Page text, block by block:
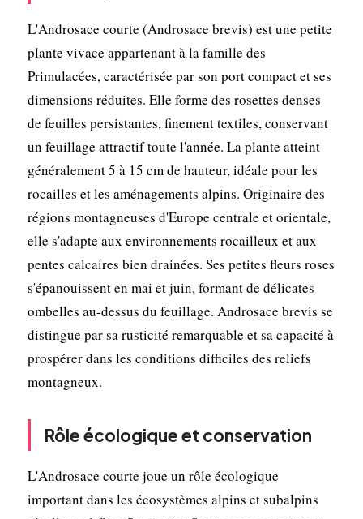
L'Androsace courte (Androsace brevis) est une petite
plante vivace appartenant à la famille des
Primulacées, caractérisée par son port compact et ses
dimensions réduites. Elle forme des rosettes denses
de feuilles persistantes, finement textiles, conservant
un feuillage attractif toute l'année. La plante atteint
généralement 5 à 15 cm de hauteur, idéale pour les
rocailles et les aménagements alpins. Originaire des
régions montagneuses d'Europe centrale et orientale,
elle s'adapte aux environnements rocailleux et aux
pentes calcaires bien drainées. Ses petites fleurs roses
s'épanouissent en mai et juin, formant de délicates
ombelles au-dessus du feuillage. Androsace brevis se
distingue par sa rusticité remarquable et sa capacité à
prospérer dans les conditions difficiles des reliefs
montagneux.
Rôle écologique et conservation
L'Androsace courte joue un rôle écologique
important dans les écosystèmes alpins et subalpins